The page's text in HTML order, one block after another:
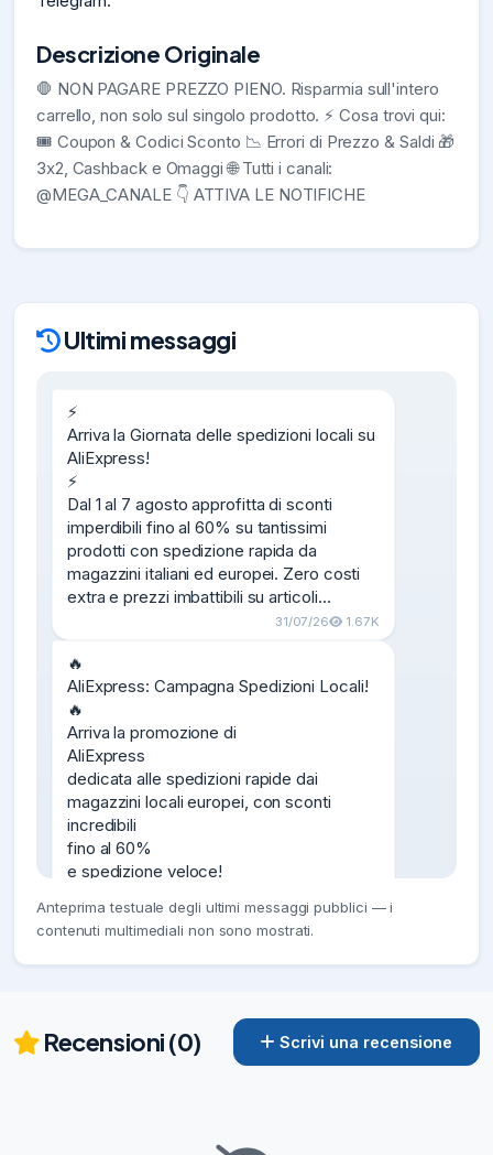
Descrizione Originale
🛑 NON PAGARE PREZZO PIENO. Risparmia sull'intero
carrello, non solo sul singolo prodotto. ⚡️ Cosa trovi qui:
🎟 Coupon & Codici Sconto 📉 Errori di Prezzo & Saldi 🎁
3x2, Cashback e Omaggi 🌐 Tutti i canali:
@MEGA_CANALE 👇 ATTIVA LE NOTIFICHE
Ultimi messaggi
⚡️
Arriva la Giornata delle spedizioni locali su
AliExpress!
⚡️
Dal 1 al 7 agosto approfitta di sconti
imperdibili fino al 60% su tantissimi
prodotti con spedizione rapida da
magazzini italiani ed europei. Zero costi
extra e prezzi imbattibili su articoli…
31/07/26 1.67K
🔥
AliExpress: Campagna Spedizioni Locali!
🔥
Arriva la promozione di
AliExpress
dedicata alle spedizioni rapide dai
magazzini locali europei, con sconti
incredibili
fino al 60%
e spedizione veloce!
codici sconto generici
attivi:
•
•
ITAFF6
Anteprima testuale degli ultimi messaggi pubblici — i
contenuti multimediali non sono mostrati.
Recensioni (0) Scrivi una recensione